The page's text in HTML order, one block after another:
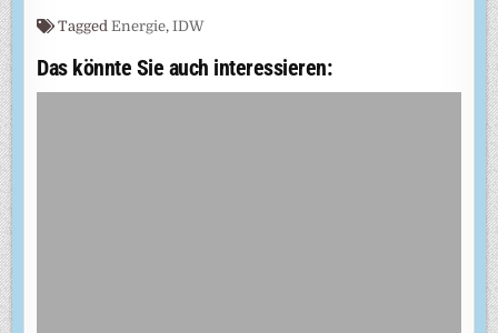
TaggedEnergie,IDW
Das könnte Sie auch interessieren: